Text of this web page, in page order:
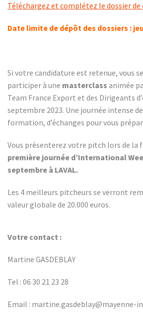
Téléchargez et complétez le dossier de
Date limite de dépôt des dossiers :
Si votre candidature est retenue, vous
participer à une masterclass animée
Team France Export et des Dirigeants
septembre 2023. Une journée intense
formation, d’échanges pour vous
Vous présenterez votre pitch lors de la
première journée d’International
septembre à LAVAL.
Les 4 meilleurs pitcheurs se verront
valeur globale de 20.000 euros.
Votre contact :
Martine GASDEBLAY
Tel : 06 30 21 23 28
Email : martine.gasdeblay@mayenne-